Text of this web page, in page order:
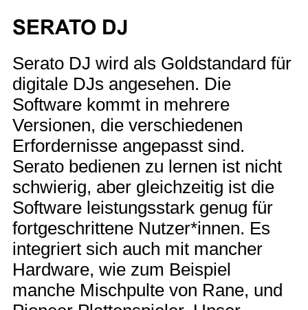
SERATO DJ
Serato DJ wird als Goldstandard für
digitale DJs angesehen. Die
Software kommt in mehrere
Versionen, die verschiedenen
Erfordernisse angepasst sind.
Serato bedienen zu lernen ist nicht
schwierig, aber gleichzeitig ist die
Software leistungsstark genug für
fortgeschrittene Nutzer*innen. Es
integriert sich auch mit mancher
Hardware, wie zum Beispiel
manche Mischpulte von Rane, und